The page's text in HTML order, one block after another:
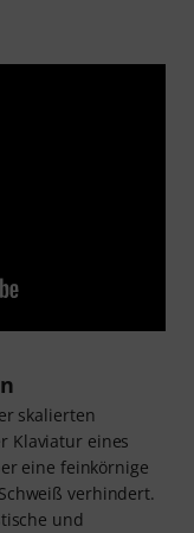
skalierten
Klaviatur eines
eine feinkörnige
verhindert.
und